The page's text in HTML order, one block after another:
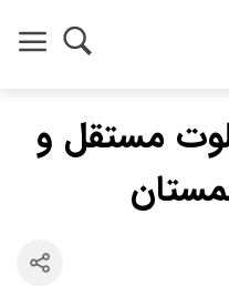
مستقل و